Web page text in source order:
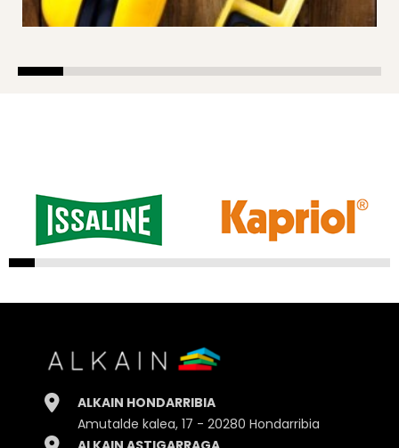
ALKAIN HONDARRIBIA
Amutalde kalea, 17 - 20280 Hondarribia